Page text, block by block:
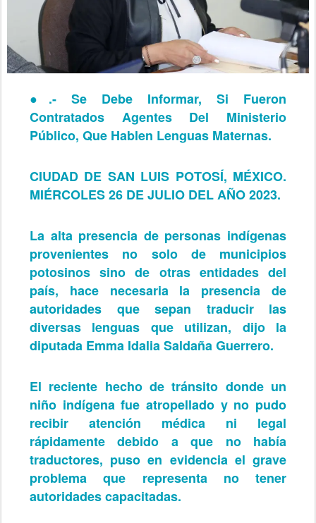
●.- Se Debe Informar, Si Fueron
Contratados Agentes Del Ministerio
Público, Que Hablen Lenguas Maternas.
CIUDAD DE SAN LUIS POTOSÍ, MÉXICO.
MIÉRCOLES 26 DE JULIO DEL AÑO 2023.
La alta presencia de personas indígenas
provenientes no solo de municipios
potosinos sino de otras entidades del
país, hace necesaria la presencia de
autoridades que sepan traducir las
diversas lenguas que utilizan, dijo la
diputada Emma Idalia Saldaña Guerrero.
El reciente hecho de tránsito donde un
niño indígena fue atropellado y no pudo
recibir atención médica ni legal
rápidamente debido a que no había
traductores, puso en evidencia el grave
problema que representa no tener
autoridades capacitadas.